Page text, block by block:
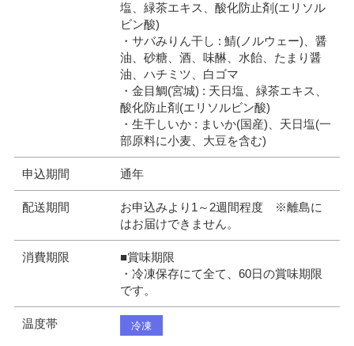
塩、緑茶エキス、酸化防止剤(エリソル
ビン酸)
・サバみりん干し : 鯖(ノルウェー)、醤
油、砂糖、酒、味醂、水飴、たまり醤
油、ハチミツ、白ゴマ
・金目鯛(宮城) : 天日塩、緑茶エキス、
酸化防止剤(エリソルビン酸)
・生干しいか : まいか(国産)、天日塩(一
部原料に小麦、大豆を含む)
申込期間 通年
配送期間
お申込みより1～2週間程度 ※離島に
はお届けできません。
消費期限
■賞味期限
・冷凍保存にて全て、60日の賞味期限
です。
温度帯 冷凍